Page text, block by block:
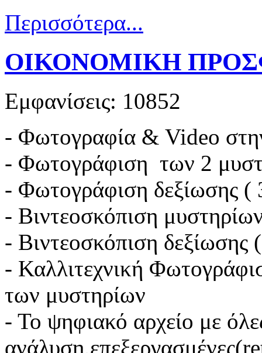
Περισσότερα...
ΟΙΚΟΝΟΜΙΚΗ
Εμφανίσεις: 10852
- Φωτογραφία & Video
- Φωτογράφιση των 2
- Φωτογράφιση δεξίωσης (
- Βιντεοσκόπιση
- Βιντεοσκόπιση δεξίωσης
- Καλλιτεχνική
των μυστηρίων
- Το ψηφιακό αρχείο με